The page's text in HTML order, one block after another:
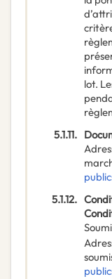
lot.
5.1.11.
5.1.12.